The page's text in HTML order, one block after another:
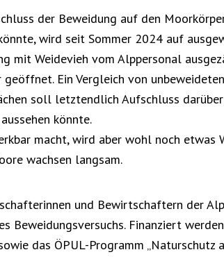
der Beweidung auf den
wird seit Sommer 2024 auf
mit Weidevieh vom Alppersonal
Ein Vergleich von
soll letztendlich Aufschluss
könnte.
macht, wird aber wohl noch etwas
wachsen langsam.
und Bewirtschaftern der
Beweidungsversuchs. Finanziert
das ÖPUL-Programm „Naturschutz